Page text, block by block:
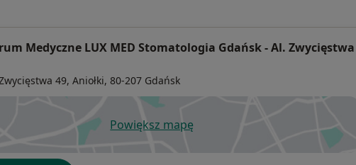
Medyczne LUX MED Stomatologia Gdańsk - Al. Zwycięstwa
49, Aniołki, 80-207 Gdańsk
Powiększ mapęotwiera się w nowej karcie